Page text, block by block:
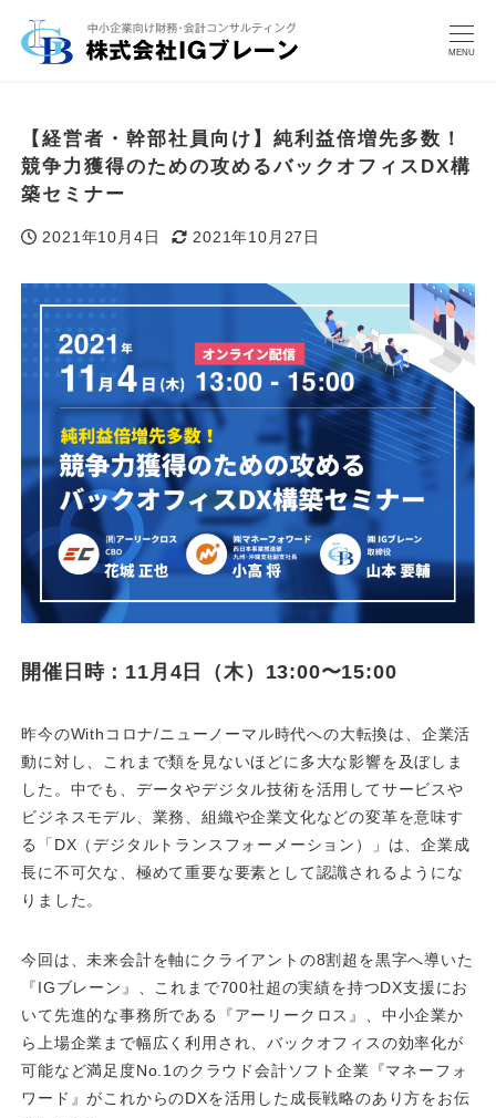
MENU
【経営者・幹部社員向け】純利益倍増先多数！
競争力獲得のための攻めるバックオフィスDX構
築セミナー
投稿日
2021年10月4日
更新日
2021年10月27日
開催日時：11月4日（木）13:00〜15:00
昨今のWithコロナ/ニューノーマル時代への大転換は、企業活
動に対し、これまで類を見ないほどに多大な影響を及ぼしま
した。中でも、データやデジタル技術を活用してサービスや
ビジネスモデル、業務、組織や企業文化などの変革を意味す
る「DX（デジタルトランスフォーメーション）」は、企業成
長に不可欠な、極めて重要な要素として認識されるようにな
りました。
今回は、未来会計を軸にクライアントの8割超を黒字へ導いた
『IGブレーン』、これまで700社超の実績を持つDX支援にお
いて先進的な事務所である『アーリークロス』、中小企業か
ら上場企業まで幅広く利用され、バックオフィスの効率化が
可能など満足度No.1のクラウド会計ソフト企業『マネーフォ
ワード』がこれからのDXを活用した成長戦略のあり方をお伝